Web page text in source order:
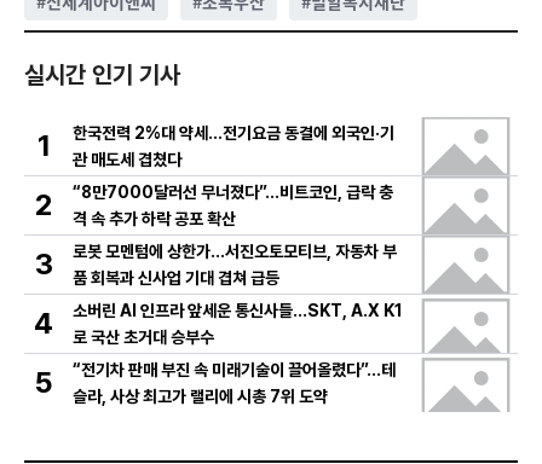
실시간 인기 기사
1
한국전력 2%대 약세…전기요금 동결에 외국인·기
관 매도세 겹쳤다
2
“8만7000달러선 무너졌다”…비트코인, 급락 충
격 속 추가 하락 공포 확산
3
로봇 모멘텀에 상한가…서진오토모티브, 자동차 부
품 회복과 신사업 기대 겹쳐 급등
4
소버린 AI 인프라 앞세운 통신사들…SKT, A.X K1
로 국산 초거대 승부수
5
“전기차 판매 부진 속 미래기술이 끌어올렸다”…테
슬라, 사상 최고가 랠리에 시총 7위 도약